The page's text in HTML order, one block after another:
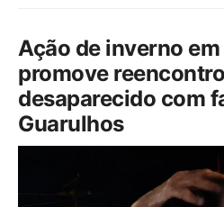
Ação de inverno
promove
desaparecido com
Guarulhos